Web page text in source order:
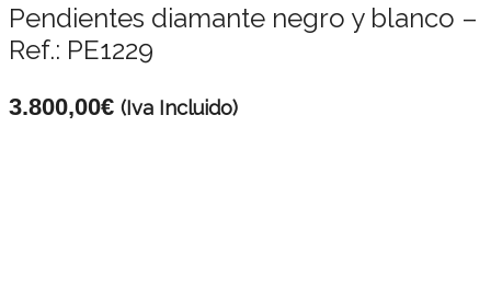
Pendientes diamante negro y blanco –
Ref.: PE1229
3.800,00€ (Iva Incluido)